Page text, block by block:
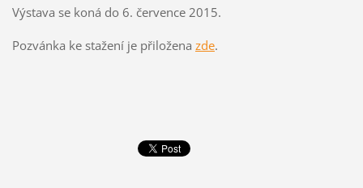
Výstava se koná do 6. července 2015.
Pozvánka ke stažení je přiložena zde.